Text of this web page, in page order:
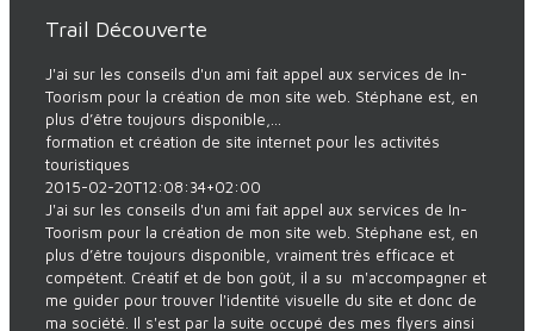
Trail Découverte
J'ai sur les conseils d'un ami fait appel aux services de In-
Toorism pour la création de mon site web. Stéphane est, en
plus d’être toujours disponible,...
formation et création de site internet pour les activités
touristiques
2015-02-20T12:08:34+02:00
J'ai sur les conseils d'un ami fait appel aux services de In-
Toorism pour la création de mon site web. Stéphane est, en
plus d’être toujours disponible, vraiment très efficace et
compétent. Créatif et de bon goût, il a su m'accompagner et
me guider pour trouver l'identité visuelle du site et donc de
ma société. Il s'est par la suite occupé des mes flyers ainsi